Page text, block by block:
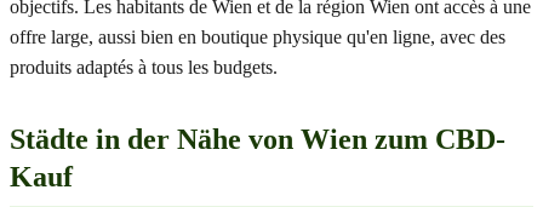
objectifs. Les habitants de Wien et de la région Wien ont accès à une
offre large, aussi bien en boutique physique qu'en ligne, avec des
produits adaptés à tous les budgets.
Städte in der Nähe von Wien zum CBD-
Kauf